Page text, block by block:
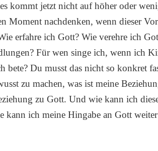
kommt jetzt nicht auf höher oder
Moment nachdenken, wenn dieser
erfahre ich Gott? Wie verehre ich
Für wen singe ich, wenn ich
bete? Du musst das nicht so konkret
zu machen, was ist meine
zu Gott. Und wie kann ich
kann ich meine Hingabe an Gott weiter